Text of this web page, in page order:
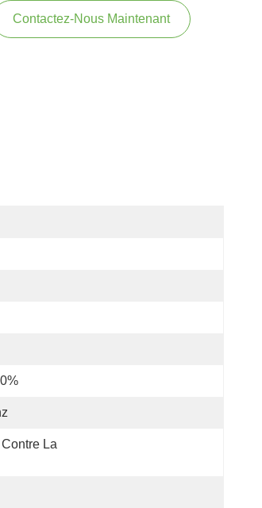
Contactez-Nous Maintenant
La